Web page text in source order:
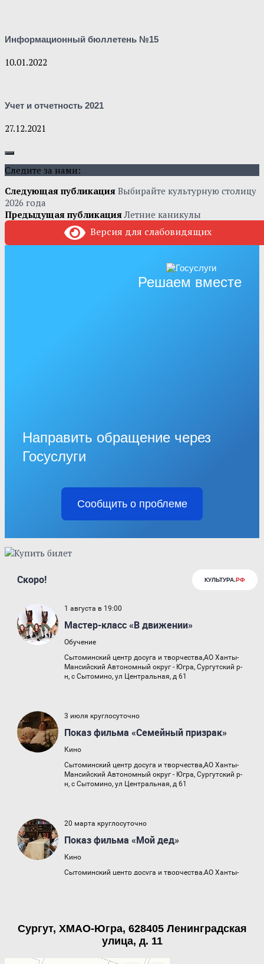
Информационный бюллетень №15
10.01.2022
Учет и отчетность 2021
27.12.2021
Следите за нами:
Следующая публикация Выбирайте культурную столицу
2026 года
Предыдущая публикацияЛетние каникулы
Версия для слабовидящих
Решаем вместе
Направить обращение через
Госуслуги
Сообщить о проблеме
Сургут, ХМАО-Югра, 628405 Ленинградская
улица, д. 11